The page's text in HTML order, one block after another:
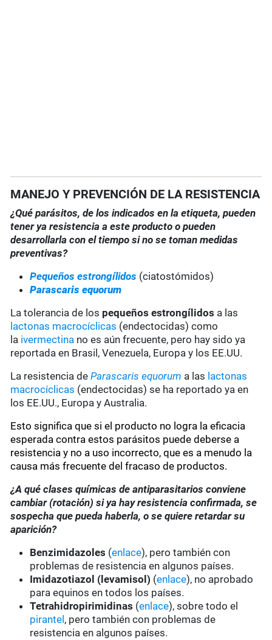
MANEJO Y PREVENCIÓN DE LA RESISTENCIA
¿Qué parásitos, de los indicados en la etiqueta, pueden
tener ya resistencia a este producto o pueden
desarrollarla con el tiempo si no se toman medidas
preventivas?
Pequeños estrongílidos (ciatostómidos)
Parascaris equorum
La tolerancia de los pequeños estrongílidos a las
lactonas macrocíclicas (endectocidas) como
la ivermectina no es aún frecuente, pero hay sido ya
reportada en Brasil, Venezuela, Europa y los EE.UU.
La resistencia deParascaris equorum a las lactonas
macrocíclicas (endectocidas) se ha reportado ya en
los EE.UU., Europa y Australia.
Esto significa que si el producto no logra la eficacia
esperada contra estos parásitos puede deberse a
resistencia y no a uso incorrecto, que es a menudo la
causa más frecuente del fracaso de productos.
¿A qué clases químicas de antiparasitarios conviene
cambiar (rotación) si ya hay resistencia confirmada, se
sospecha que pueda haberla, o se quiere retardar su
aparición?
Benzimidazoles (enlace), pero también con
problemas de resistencia en algunos países.
Imidazotiazol (levamisol) (enlace), no aprobado
para equinos en todos los países.
Tetrahidropirimidinas (enlace), sobre todo el
pirantel , pero también con problemas de
resistencia en algunos países.